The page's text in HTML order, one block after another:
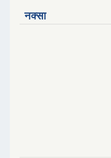
नक्सा